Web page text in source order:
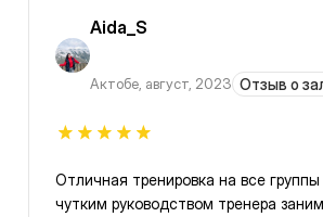
Aida_S
Актобе, август, 2023 Отзыв о
Отличная тренировка на все
чутким руководством тренера